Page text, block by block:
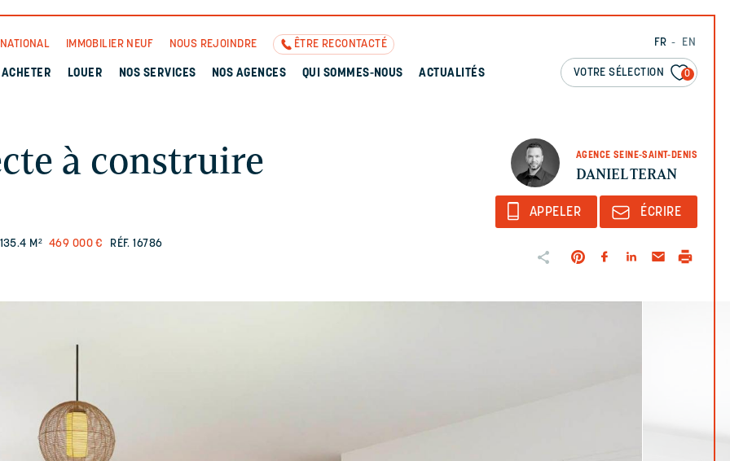
FR EN
VOTRE SÉLECTION 0
IMMOBILIER NEUF NOUS REJOINDRE ÊTRE RECONTACTÉ
ACHETER LOUER NOS SERVICES NOS AGENCES QUI SOMMES-NOUS ACTUALITÉS
AGENCE SEINE-SAINT-DENIS
DANIEL TERAN
à construire
135.4 M² 469 000 € RÉF. 16786
APPELER ÉCRIRE